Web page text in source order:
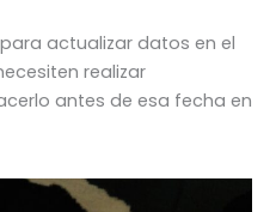
para actualizar datos en el
realizar
antes de esa fecha en